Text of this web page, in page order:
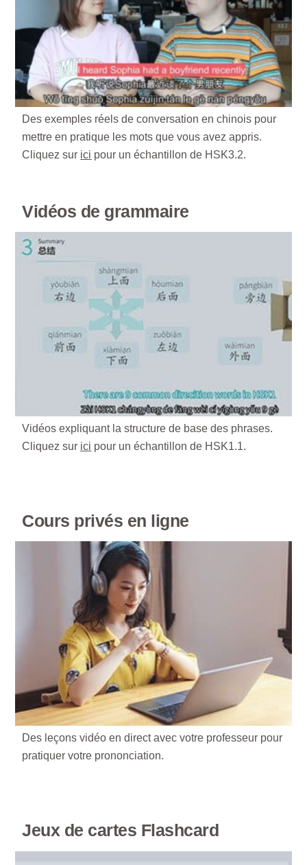
Des exemples réels de conversation en chinois pour
mettre en pratique les mots que vous avez appris.
Cliquez sur ici pour un échantillon de HSK3.2.
Vidéos de grammaire
Vidéos expliquant la structure de base des phrases.
Cliquez sur ici pour un échantillon de HSK1.1.
Cours privés en ligne
Des leçons vidéo en direct avec votre professeur pour
pratiquer votre prononciation.
Jeux de cartes Flashcard